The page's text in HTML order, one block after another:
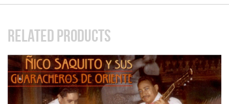
RELATED PRODUCTS